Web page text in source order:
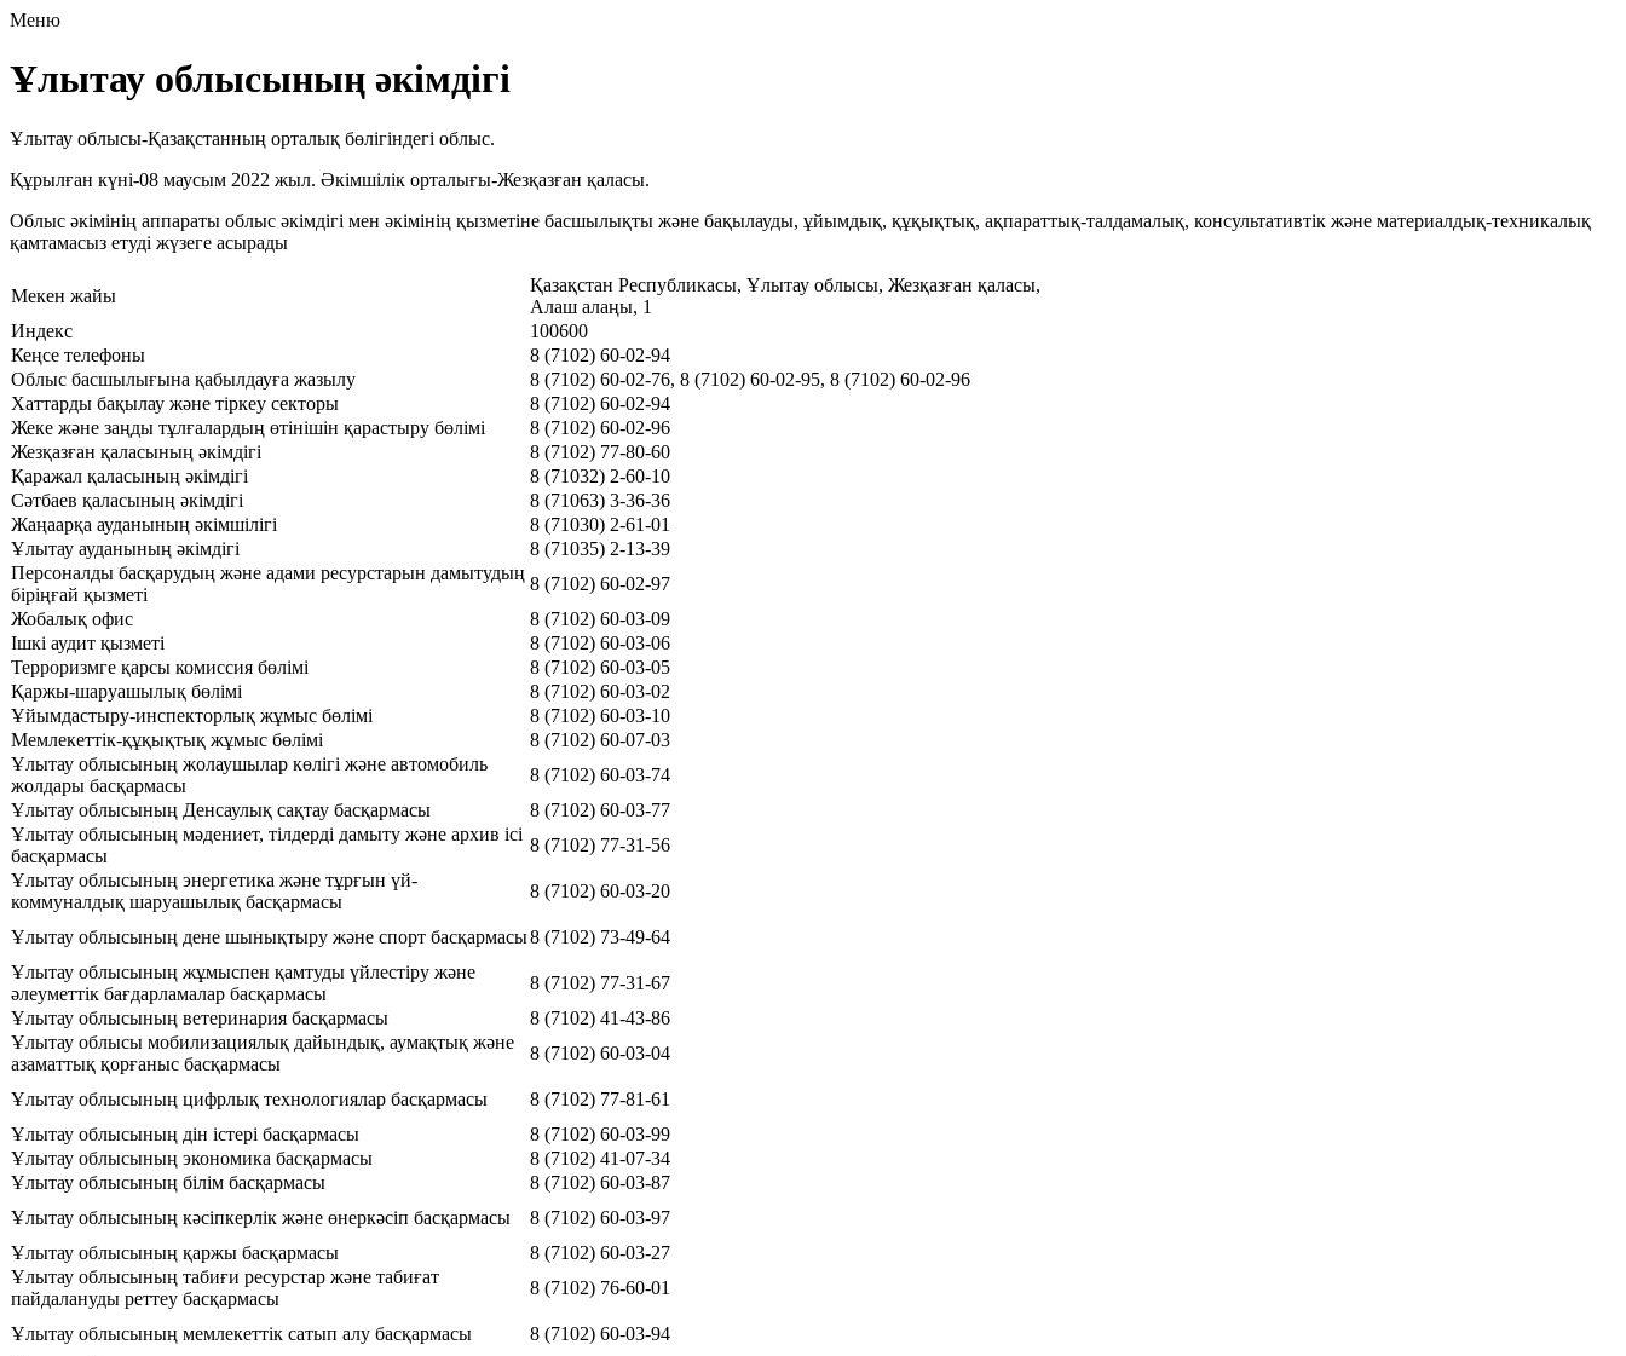
Меню
Ұлытау облысының әкімдігі
Ұлытау облысы-Қазақстанның орталық бөлігіндегі облыс.
Құрылған күні-08 маусым 2022 жыл. Әкімшілік орталығы-Жезқазған қаласы.
Облыс әкімінің аппараты облыс әкімдігі мен әкімінің қызметіне басшылықты және бақылауды, ұйымдық, құқықтық, ақпараттық-талдамалық, консультативтік және материалдық-техникалық
қамтамасыз етуді жүзеге асырады
Мекен жайы
Қазақстан Республикасы, Ұлытау облысы, Жезқазған қаласы,
Алаш алаңы, 1
Индекс
100600
Кеңсе телефоны
8 (7102) 60-02-94
Облыс басшылығына қабылдауға жазылу
8 (7102) 60-02-76, 8 (7102) 60-02-95, 8 (7102) 60-02-96
Хаттарды бақылау және тіркеу секторы
8 (7102) 60-02-94
Жеке және заңды тұлғалардың өтінішін қарастыру бөлімі
8 (7102) 60-02-96
Жезқазған қаласының әкімдігі
8 (7102) 77-80-60
Қаражал қаласының әкімдігі
8 (71032) 2-60-10
Сәтбаев қаласының әкімдігі
8 (71063) 3-36-36
Жаңаарқа ауданының әкімшілігі
8 (71030) 2-61-01
Ұлытау ауданының әкімдігі
8 (71035) 2-13-39
Персоналды басқарудың және адами ресурстарын дамытудың
біріңғай қызметі
8 (7102) 60-02-97
Жобалық офис
8 (7102) 60-03-09
Ішкі аудит қызметі
8 (7102) 60-03-06
Терроризмге қарсы комиссия бөлімі
8 (7102) 60-03-05
Қаржы-шаруашылық бөлімі
8 (7102) 60-03-02
Ұйымдастыру-инспекторлық жұмыс бөлімі
8 (7102) 60-03-10
Мемлекеттік-құқықтық жұмыс бөлімі
8 (7102) 60-07-03
Ұлытау облысының жолаушылар көлігі және автомобиль
жолдары басқармасы
8 (7102) 60-03-74
Ұлытау облысының Денсаулық сақтау басқармасы
8 (7102) 60-03-77
Ұлытау облысының мәдениет, тілдерді дамыту және архив ісі
басқармасы
8 (7102) 77-31-56
Ұлытау облысының энергетика және тұрғын үй-
коммуналдық шаруашылық басқармасы
8 (7102) 60-03-20
Ұлытау облысының дене шынықтыру және спорт басқармасы8 (7102) 73-49-64
Ұлытау облысының жұмыспен қамтуды үйлестіру және
әлеуметтік бағдарламалар басқармасы
8 (7102) 77-31-67
Ұлытау облысының ветеринария басқармасы
8 (7102) 41-43-86
Ұлытау облысы мобилизациялық дайындық, аумақтық және
азаматтық қорғаныс басқармасы
8 (7102) 60-03-04
Ұлытау облысының цифрлық технологиялар басқармасы
8 (7102) 77-81-61
Ұлытау облысының дін істері басқармасы
8 (7102) 60-03-99
Ұлытау облысының экономика басқармасы
8 (7102) 41-07-34
Ұлытау облысының білім басқармасы
8 (7102) 60-03-87
Ұлытау облысының кәсіпкерлік және өнеркәсіп басқармасы
8 (7102) 60-03-97
Ұлытау облысының қаржы басқармасы
8 (7102) 60-03-27
Ұлытау облысының табиғи ресурстар жəне табиғат
пайдалануды реттеу басқармасы
8 (7102) 76-60-01
Ұлытау облысының мемлекеттік сатып алу басқармасы
8 (7102) 60-03-94